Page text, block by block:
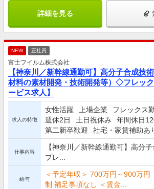
詳細を見る
NEW 正社員
富士フイルム株式会社
【神奈川／新幹線通勤可】高分子合成技
材料の素材開発・技術開発等）◇フレッ
ービス求人】
求人の特徴
女性活躍 上場企業 フレックス
週休2日
土日祝休み
年間休日
第二新卒歓迎
社宅・家賃補助あ
仕事内容
【神奈川／新幹線通勤可】高分
プレ...
給与
＜予定年収＞ 700万円～900万円
制 補足事項なし ＜賃金...